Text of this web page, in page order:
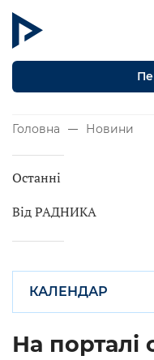
Головна Новини
Останні
Від РАДНИКА
КАЛЕНДАР
На порталі